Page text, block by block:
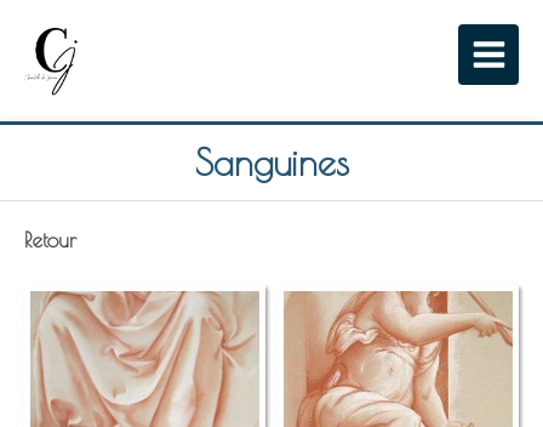
Sanguines
Retour